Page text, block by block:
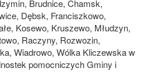
Brudnice, Chamsk,
Dębsk, Franciszkowo,
Kosewo, Kruszewo, Młudzyn,
Raczyny, Rozwozin,
Wiadrowo, Wólka Kliczewska w
pomocniczych Gminy i